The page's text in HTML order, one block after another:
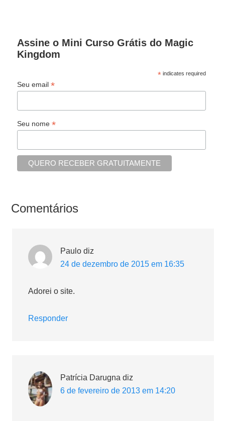
Assine o Mini Curso Grátis do Magic
Kingdom
*indicates required
Seu email*
Seu nome*
Comentários
Paulo diz
24 de dezembro de 2015 em 16:35
Adorei o site.
Responder
Patrícia Darugna diz
6 de fevereiro de 2013 em 14:20